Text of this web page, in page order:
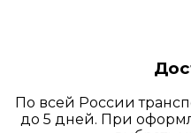
По всей России
до 5 дней. При